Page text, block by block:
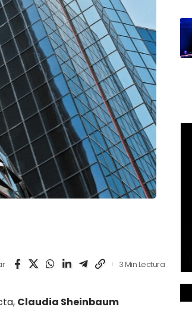
3 Min Lectura
Claudia Sheinbaum